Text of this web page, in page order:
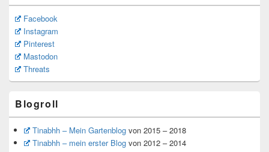
Facebook
Instagram
Pinterest
Mastodon
Threats
Blogroll
Tinabhh – Mein Gartenblogvon 2015 – 2018
Tinabhh – mein erster Blogvon 2012 – 2014